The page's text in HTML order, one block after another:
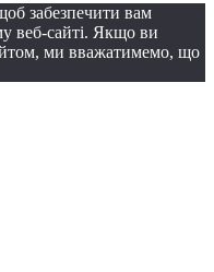
забезпечити вам
веб-сайті. Якщо ви
ми вважатимемо, що